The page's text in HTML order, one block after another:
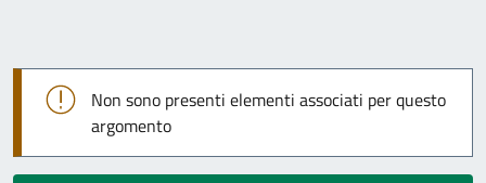
Non sono presenti elementi associati per questo
argomento